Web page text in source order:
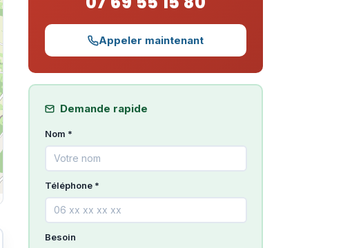
Appeler maintenant
Demande rapide
Nom *
Téléphone *
Besoin